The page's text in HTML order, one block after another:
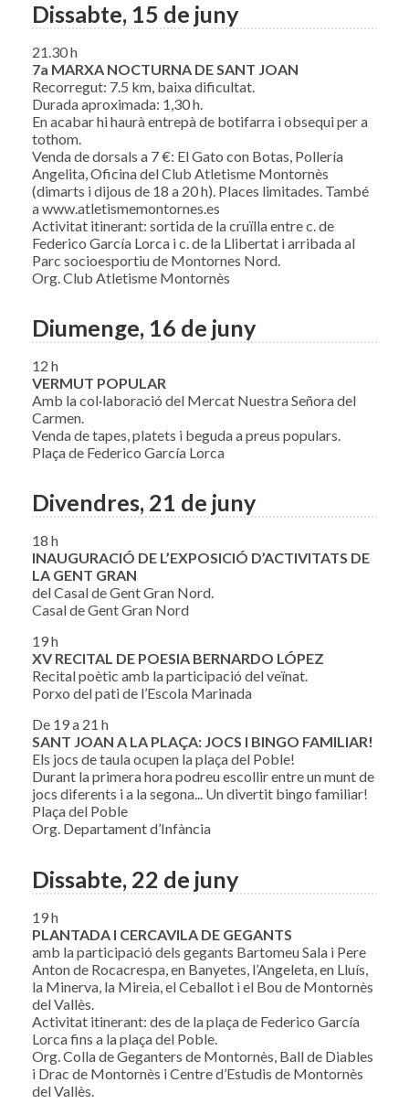
Dissabte, 15 de juny
21.30 h
7a MARXA NOCTURNA DE SANT JOAN
Recorregut: 7.5 km, baixa dificultat.
Durada aproximada: 1,30 h.
En acabar hi haurà entrepà de botifarra i obsequi per a
tothom.
Venda de dorsals a 7 €: El Gato con Botas, Pollería
Angelita, Oficina del Club Atletisme Montornès
(dimarts i dijous de 18 a 20 h). Places limitades. També
a www.atletismemontornes.es
Activitat itinerant: sortida de la cruïlla entre c. de
Federico García Lorca i c. de la Llibertat i arribada al
Parc socioesportiu de Montornes Nord.
Org. Club Atletisme Montornès
Diumenge, 16 de juny
12 h
VERMUT POPULAR
Amb la col·laboració del Mercat Nuestra Señora del
Carmen.
Venda de tapes, platets i beguda a preus populars.
Plaça de Federico García Lorca
Divendres, 21 de juny
18 h
INAUGURACIÓ DE L’EXPOSICIÓ D’ACTIVITATS DE
LA GENT GRAN
del Casal de Gent Gran Nord.
Casal de Gent Gran Nord
19 h
XV RECITAL DE POESIA BERNARDO LÓPEZ
Recital poètic amb la participació del veïnat.
Porxo del pati de l’Escola Marinada
De 19 a 21 h
SANT JOAN A LA PLAÇA: JOCS I BINGO FAMILIAR!
Els jocs de taula ocupen la plaça del Poble!
Durant la primera hora podreu escollir entre un munt de
jocs diferents i a la segona... Un divertit bingo familiar!
Plaça del Poble
Org. Departament d’Infància
Dissabte, 22 de juny
19 h
PLANTADA I CERCAVILA DE GEGANTS
amb la participació dels gegants Bartomeu Sala i Pere
Anton de Rocacrespa, en Banyetes, l’Angeleta, en Lluís,
la Minerva, la Mireia, el Ceballot i el Bou de Montornès
del Vallès.
Activitat itinerant: des de la plaça de Federico García
Lorca fins a la plaça del Poble.
Org. Colla de Geganters de Montornès, Ball de Diables
i Drac de Montornès i Centre d’Estudis de Montornès
del Vallès.